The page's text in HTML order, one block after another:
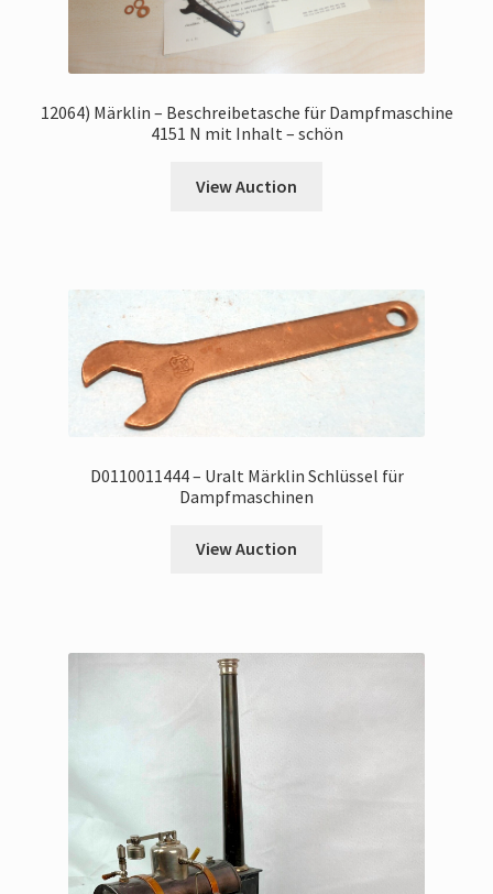
12064) Märklin – Beschreibetasche für Dampfmaschine
4151 N mit Inhalt – schön
View Auction
D0110011444 – Uralt Märklin Schlüssel für
Dampfmaschinen
View Auction